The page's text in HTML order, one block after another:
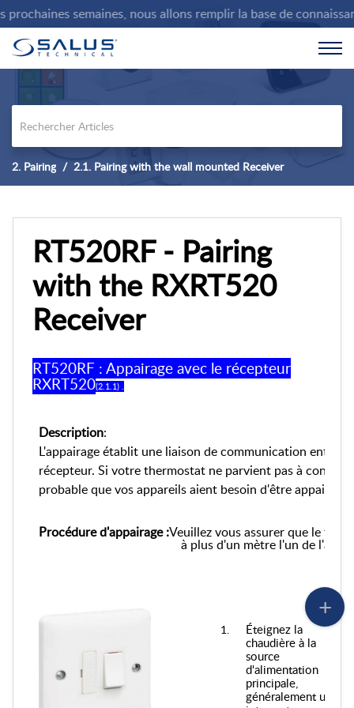
semaines, nous allons remplir la base de
2. Pairing 2.1. Pairing with the wall mounted Receiver
RT520RF - Pairing
with the RXRT520
Receiver
RT520RF : Appairage avec le récepteur
RXRT520(2.1.1) .
Description:
L'appairage établit une liaison de communication entre
récepteur. Si votre thermostat ne parvient pas à
probable que vos appareils aient besoin d'être appairés.
Procédure d'appairage :Veuillez vous assurer que le
à plus d'un mètre l'un de
Éteignez la
chaudière à la
source
d'alimentation
principale,
généralement un